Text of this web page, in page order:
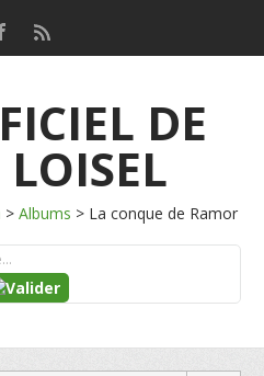
DE
LOISEL
> Albums > La conque de Ramor